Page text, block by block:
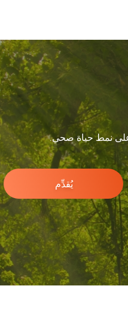
على نمط حياة صحي.
يُقدِّم